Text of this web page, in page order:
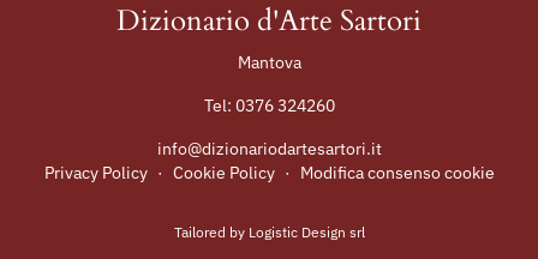
Dizionario d'Arte Sartori
Mantova
Tel: 0376 324260
info@dizionariodartesartori.it
Privacy Policy · Cookie Policy · Modifica consenso cookie
Tailored by Logistic Design srl